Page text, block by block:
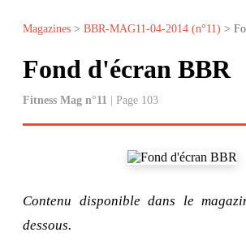
Magazines > BBR-MAG11-04-2014 (n°11) >
Fond d'écran BBR
Fitness Mag n°11 | Page 103
Contenu disponible dans le
dessous.